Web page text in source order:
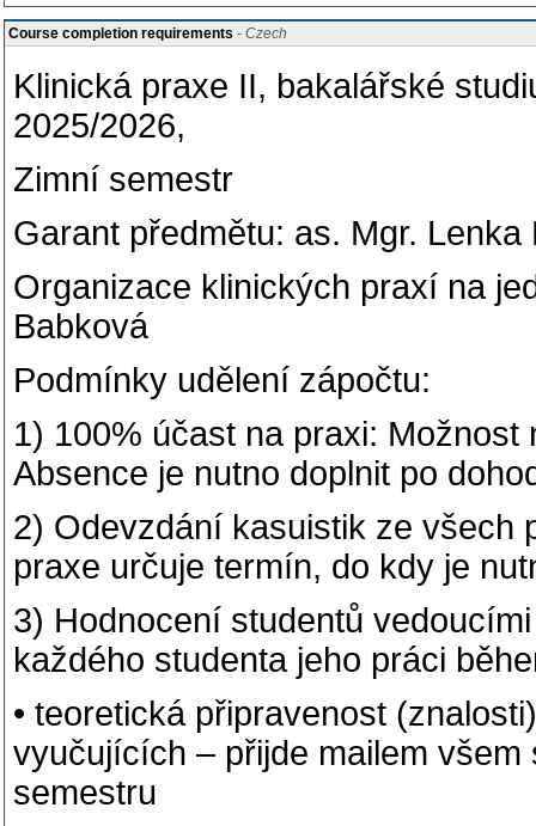
Course completion requirements - Czech
Klinická praxe II, bakalářské
2025/2026,
Zimní semestr
Garant předmětu: as. Mgr. Lenka
Organizace klinických praxí na
Babková
Podmínky udělení zápočtu:
1) 100% účast na praxi:
Absence je nutno doplnit po
2) Odevzdání kasuistik ze
praxe určuje termín, do kdy je
3) Hodnocení studentů
každého studenta jeho práci
• teoretická připravenost
vyučujících – přijde mailem
semestru